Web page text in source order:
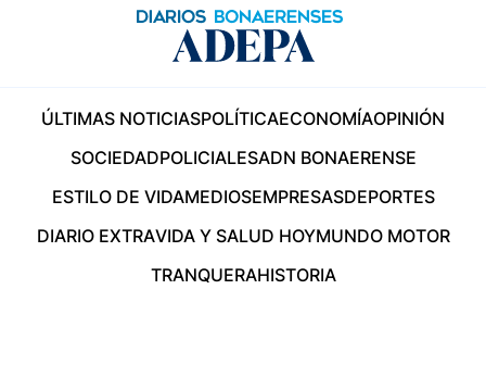
ÚLTIMAS NOTICIASPOLÍTICAECONOMÍAOPINIÓN
SOCIEDADPOLICIALESADN BONAERENSE
ESTILO DE VIDAMEDIOSEMPRESASDEPORTES
DIARIO EXTRAVIDA Y SALUD HOYMUNDO MOTOR
TRANQUERAHISTORIA